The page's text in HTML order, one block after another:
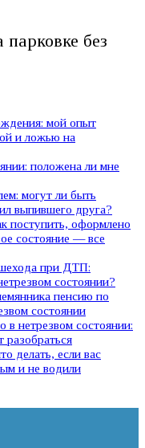
без
мой опыт
и ложью на
положена ли мне
могут ли быть
выпившего друга?
поступить, оформлено
состояние — все
при ДТП:
состоянии?
пенсию по
состоянии
нетрезвом состоянии:
делать, если вас
и не водили